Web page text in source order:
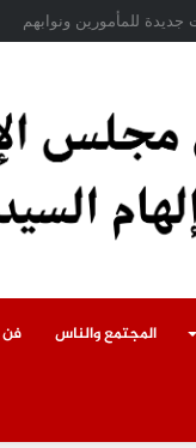
مخالف بطوخ ويوجه بصرف
المجتمع والناس فن